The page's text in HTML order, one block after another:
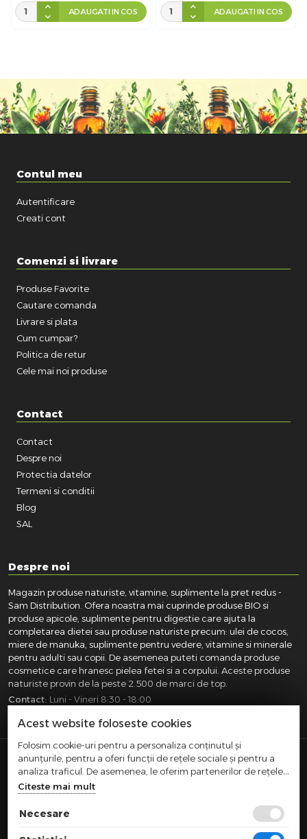
ADAUGATI IN COS ADAUGATI IN COS
Contul meu
Autentificare
Creati cont
Comenzi si livrare
Produse Favorite
Cautare comanda
Livrare si plata
Cum cumpar?
Politica de retur
Cele mai noi produse
Contact
Contact
Despre noi
Protectia datelor
Termeni si conditii
Blog
SAL
Despre noi
Magazin produse naturiste, vitamine, suplimente la pret redus -
Sam Distribution. Ofera noastra mai cuprinde produse BIO si
produse apicole, suplimente pentru digestie care ajuta la
completarea dietei sau produse naturiste precum: ulei de cocos,
miere de manuka, suplimente pentru vedere, vitamine si minerale
pentru adulti sau copii. De asemenea puteti comanda produse
cosmetice care hranesc pielea fetei si a corpului. Aceste produse
naturiste provin de la peste 2.500 de marci de top.
Contact: Luni - Vineri 8:30 - 18:00
SAM DISTRIBUTION S.R.L.- Registrul Comertului:
J40/10004/2002, Cod fiscal: RO14935035, Adresa: Str.
Dimieni, nr. 7, Bucuresti, sector 5.
standurilor, chioscurilor si pietelor
Acest website foloseste cookies
Folosim cookie-uri pentru a personaliza conținutul și
anunțurile, pentru a oferi funcții de rețele sociale și pentru a
analiza traficul. De asemenea, le oferim partenerilor de rețele
sociale, de publicitate și de analize informații cu privire la
modul în care folosiți site-ul nostru. Aceștia le pot combina cu
alte informații oferite de dvs. sau culese în urma folosirii
Citeste mai mult
Necesare